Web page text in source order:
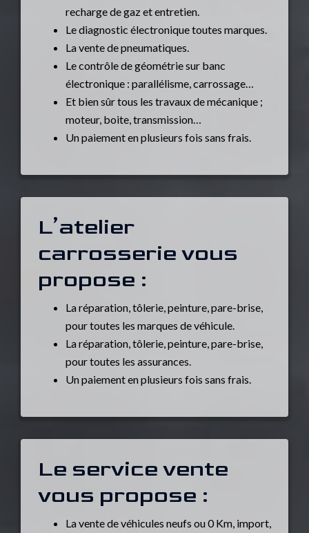
recharge de gaz et entretien.
Le diagnostic électronique toutes marques.
La vente de pneumatiques.
Le contrôle de géométrie sur banc
électronique : parallélisme, carrossage…
Et bien sûr tous les travaux de mécanique ;
moteur, boite, transmission…
Un paiement en plusieurs fois sans frais.
L’atelier
carrosserie vous
propose :
La réparation, tôlerie, peinture, pare-brise,
pour toutes les marques de véhicule.
La réparation, tôlerie, peinture, pare-brise,
pour toutes les assurances.
Un paiement en plusieurs fois sans frais.
Le service vente
vous propose :
La vente de véhicules neufs ou 0 Km, import,